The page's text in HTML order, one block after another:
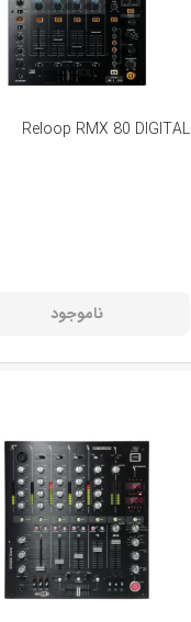
Reloop RMX 80 DIGITAL
ناموجود